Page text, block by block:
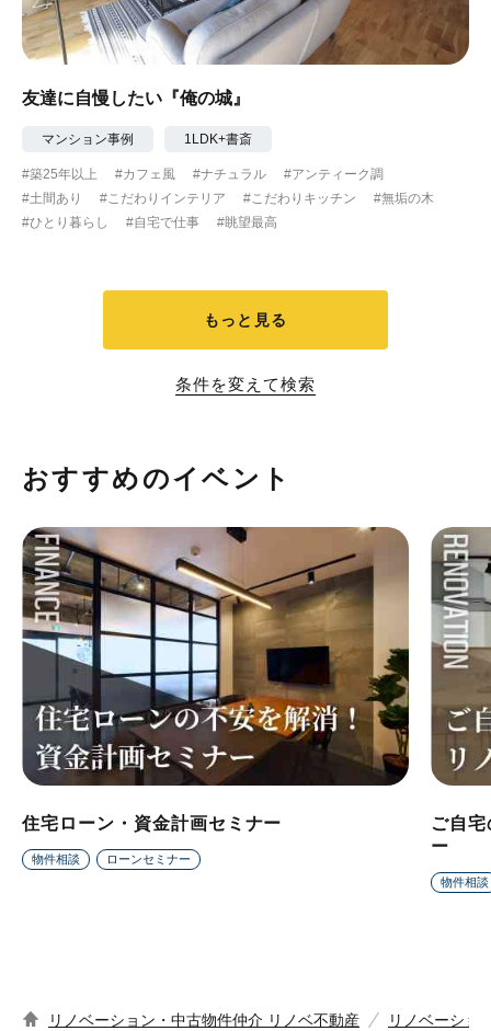
友達に自慢したい『俺の城』
マンション事例 1LDK+書斎
#築25年以上 #カフェ風 #ナチュラル
#アンティーク調
#土間あり
#こだわりインテリア #こだわりキッチン
#無垢の木
#ひとり暮らし
#自宅で仕事 #眺望最高
もっと見る
条件を変えて検索
おすすめのイベント
住宅ローン・資金計画セミナー
物件相談 ローンセミナー
ご自
ー
物件相談
リノベーション・中古物件仲介 リノベ不動産 リノベーショ